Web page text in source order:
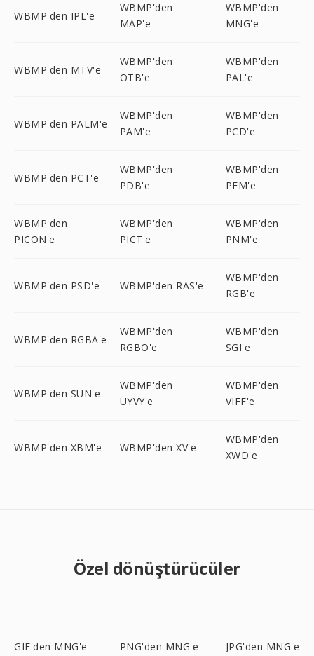
WBMP'den IPL'e
WBMP'den
MAP'e
WBMP'den
MNG'e
WBMP'den MTV'e
WBMP'den
OTB'e
WBMP'den
PAL'e
WBMP'den PALM'e
WBMP'den
PAM'e
WBMP'den
PCD'e
WBMP'den PCT'e
WBMP'den
PDB'e
WBMP'den
PFM'e
WBMP'den
PICON'e
WBMP'den
PICT'e
WBMP'den
PNM'e
WBMP'den PSD'e WBMP'den RAS'e
WBMP'den
RGB'e
WBMP'den RGBA'e
WBMP'den
RGBO'e
WBMP'den
SGI'e
WBMP'den SUN'e
WBMP'den
UYVY'e
WBMP'den
VIFF'e
WBMP'den XBM'e WBMP'den XV'e
WBMP'den
XWD'e
Özel dönüştürücüler
GIF'den MNG'e PNG'den MNG'e JPG'den MNG'e